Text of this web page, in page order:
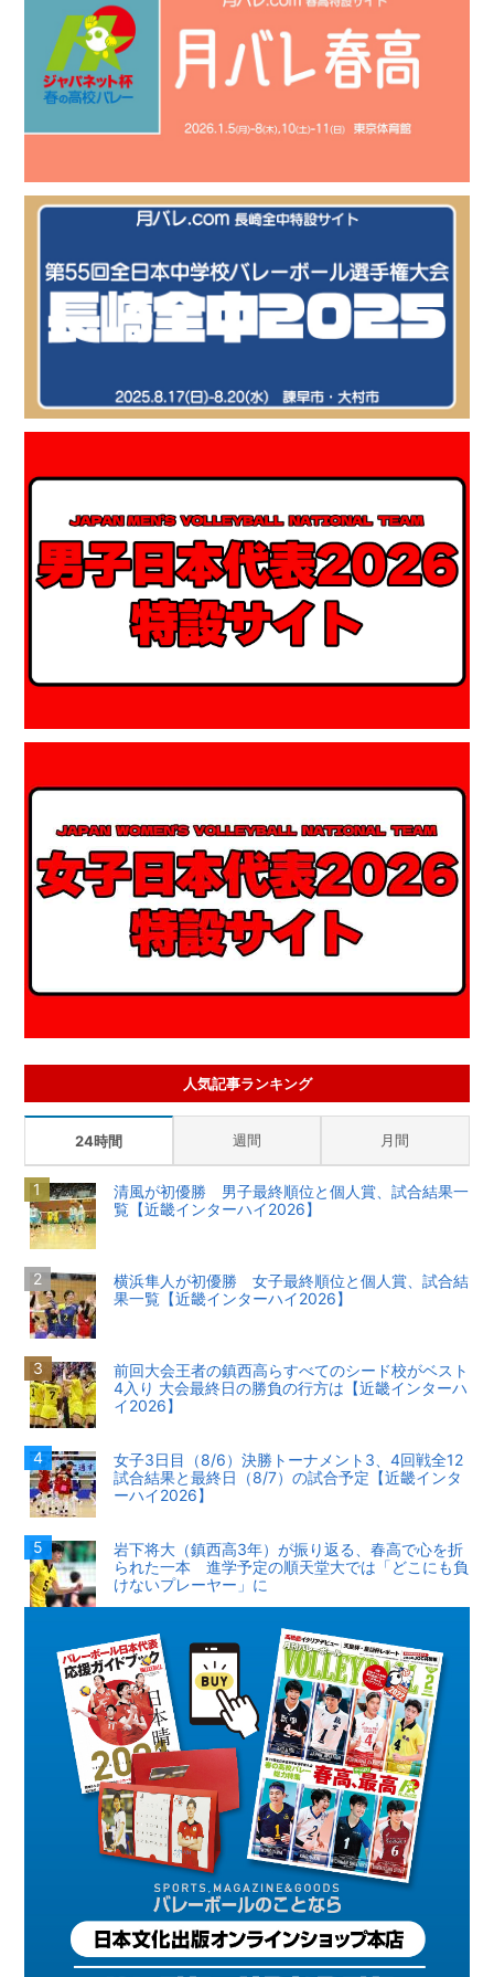
人気記事ランキング
24時間 週間 月間
清風が初優勝 男子最終順位と個人賞、試合結果一
覧【近畿インターハイ2026】
横浜隼人が初優勝 女子最終順位と個人賞、試合結
果一覧【近畿インターハイ2026】
前回大会王者の鎮西高らすべてのシード校がベスト
4入り 大会最終日の勝負の行方は【近畿インターハ
イ2026】
女子3日目（8/6）決勝トーナメント3、4回戦全12
試合結果と最終日（8/7）の試合予定【近畿インタ
ーハイ2026】
岩下将大（鎮西高3年）が振り返る、春高で心を折
られた一本 進学予定の順天堂大では「どこにも負
けないプレーヤー」に